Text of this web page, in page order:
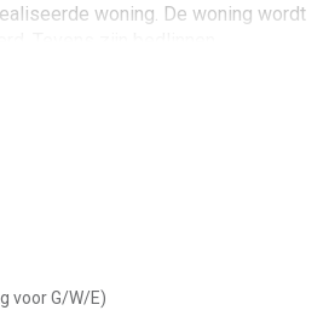
woning. De woning wordt
Tevens zijn bedlinnen,
een supermarkt. Daarnaast is de
aanwezig
voor G/W/E)